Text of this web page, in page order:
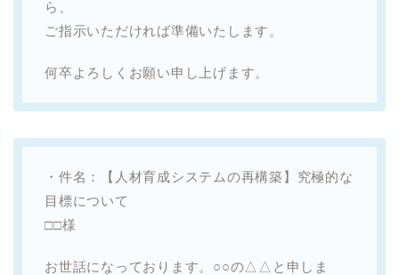
ら、
ご指示いただければ準備いたします。
何卒よろしくお願い申し上げます。
・件名：【人材育成システムの再構築】究極的な
目標について
□□様
お世話になっております。○○の△△と申しま